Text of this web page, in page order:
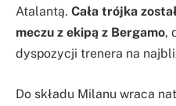
Atalantą. Cała trójka
meczu z ekipą z Bergamo,
dyspozycji trenera na
Do składu Milanu wraca